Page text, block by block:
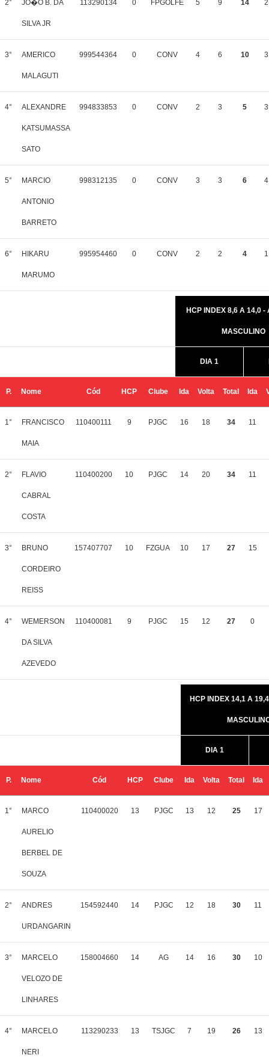
2° JO�O B. DA
SILVA JR
113290134 0 FPGOLFE 5 9 14 2
3° AMERICO
MALAGUTI
999544364 0 CONV 4 6 10 3
4° ALEXANDRE
KATSUMASSA
SATO
994833853 0 CONV 2 3 5 3
5° MARCIO
ANTONIO
BARRETO
998312135 0 CONV 3 3 6 4
6° HIKARU
MARUMO
995954460 0 CONV 2 2 4 1
HCP INDEX 8,6 A 14,0 -
MASCULINO
DIA 1
P. Nome Cód HCP Clube Ida Volta Total Ida
1° FRANCISCO
MAIA
110400111 9 PJGC 16 18 34 11
2° FLAVIO
CABRAL
COSTA
110400200 10 PJGC 14 20 34 11
3° BRUNO
CORDEIRO
REISS
157407707 10 FZGUA 10 17 27 15
4° WEMERSON
DA SILVA
AZEVEDO
110400081 9 PJGC 15 12 27 0
HCP INDEX 14,1 A
DIA 1
P. Nome Cód HCP Clube Ida Volta Total Ida
1° MARCO
AURELIO
BERBEL DE
SOUZA
110400020 13 PJGC 13 12 25 17
2° ANDRES
URDANGARIN
154592440 14 PJGC 12 18 30 11
3° MARCELO
VELOZO DE
LINHARES
158004660 14 AG 14 16 30 10
4° MARCELO
NERI
113290233 13 TSJGC 7 19 26 13